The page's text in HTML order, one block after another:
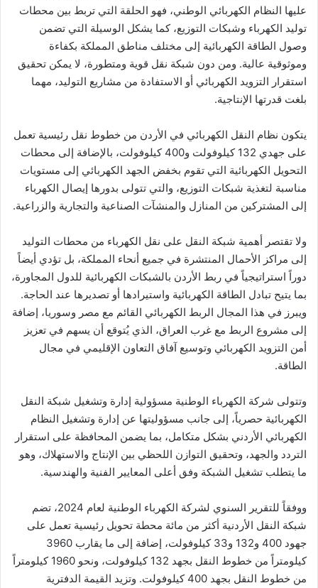
عليها النظام الكهربائي الوطني، فهو الحلقة التي تربط بين محطات
توليد الكهرباء وشبكات التوزيع، كما يشكل الوسيلة التي تضمن
وصول الطاقة الكهربائية إلى مختلف مناطق المملكة بكفاءة
وموثوقية عالية. ومن دون شبكة نقل قوية ومتطورة، لا يمكن تحقيق
استقرار التزويد الكهربائي أو الاستفادة من مشاريع التوليد، مهما
بلغت قدرتها الإنتاجية.
يتكون نظام النقل الكهربائي في الأردن من خطوط نقل رئيسية تعمل
على جهدي 132 كيلوفولت و400 كيلوفولت، بالإضافة إلى محطات
التحويل الكهربائية التي تقوم بخفض الجهد الكهربائي إلى مستويات
مناسبة لتغذية شبكات التوزيع، والتي تتولى بدورها إيصال الكهرباء
إلى المشتركين من المنازل والمنشآت الصناعية والتجارية والزراعية.
ولا تقتصر أهمية شبكة النقل على نقل الكهرباء من محطات التوليد
إلى مراكز الأحمال المنتشرة في جميع أنحاء المملكة، بل تؤدي أيضاً
دوراً استراتيجياً في ربط الأردن بالشبكات الكهربائية للدول المجاورة،
بما يتيح تبادل الطاقة الكهربائية واستيرادها أو تصديرها عند الحاجة.
ويبرز في هذا المجال الربط الكهربائي القائم مع مصر وسوريا، إضافة
إلى مشروع الربط مع غرب العراق، الذي يُتوقع أن يسهم في تعزيز
أمن التزويد الكهربائي وتوسيع آفاق التعاون الإقليمي في مجال
الطاقة.
وتتولى شركة الكهرباء الوطنية مسؤولية إدارة وتشغيل شبكة النقل
الكهربائية حصرياً، إلى جانب مسؤوليتها عن إدارة وتشغيل النظام
الكهربائي الأردني بشكل متكامل، بما يضمن المحافظة على استقرار
التردد والجهد، وتحقيق التوازن اللحظي بين الإنتاج والاستهلاك، وهو
ما يتطلب تشغيل الشبكة وفق أعلى المعايير الفنية والهندسية.
ووفقاً للتقرير السنوي لشركة الكهرباء الوطنية لعام 2024، تضم
شبكة النقل الأردنية أكثر من مائة محطة تحويل رئيسية تعمل على
جهود 400 و132 و33 كيلوفولت، إضافة إلى ما يقارب 3960
كيلومتراً من خطوط النقل بجهد 132 كيلوفولت، ونحو 1960 كيلومتراً
من خطوط النقل بجهد 400 كيلوفولت. وتزيد القيمة الدفترية